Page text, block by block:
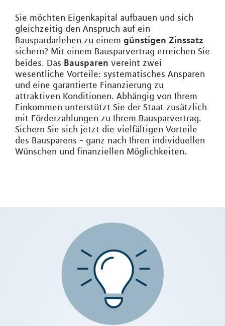
Sie möchten Eigenkapital aufbauen und sich
gleichzeitig den Anspruch auf ein
Bauspardarlehen zu einem günstigen Zinssatz
sichern? Mit einem Bausparvertrag erreichen Sie
beides. Das Bausparen vereint zwei
wesentliche Vorteile: systematisches Ansparen
und eine garantierte Finanzierung zu
attraktiven Konditionen. Abhängig von Ihrem
Einkommen unterstützt Sie der Staat zusätzlich
mit Förderzahlungen zu Ihrem Bausparvertrag.
Sichern Sie sich jetzt die vielfältigen Vorteile
des Bausparens - ganz nach Ihren individuellen
Wünschen und finanziellen Möglichkeiten.